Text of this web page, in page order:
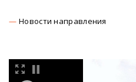
Новости направления